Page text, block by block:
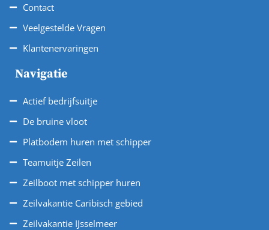
Contact
Veelgestelde Vragen
Klantenervaringen
Navigatie
Actief bedrijfsuitje
De bruine vloot
Platbodem huren met schipper
Teamuitje Zeilen
Zeilboot met schipper huren
Zeilvakantie Caribisch gebied
Zeilvakantie IJsselmeer